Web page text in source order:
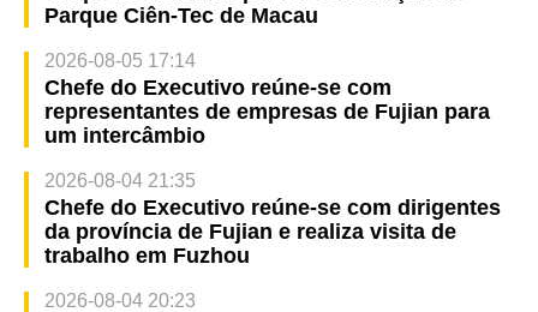
Parque Ciên-Tec de Macau
2026-08-05 17:14
Chefe do Executivo reúne-se com
representantes de empresas de Fujian para
um intercâmbio
2026-08-04 21:35
Chefe do Executivo reúne-se com dirigentes
da província de Fujian e realiza visita de
trabalho em Fuzhou
2026-08-04 20:23